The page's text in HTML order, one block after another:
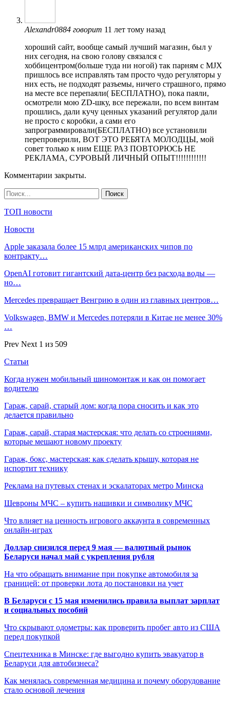
Alexandr0884 говорит 11 лет тому назад
хороший сайт, вообще самый лучший магазин, был у
них сегодня, на свою голову связался с
хоббицентром(больше туда ни ногой) так парням с MJX
пришлось все исправлять там просто чудо регуляторы у
них есть, не подходят разъемы, ничего страшного, прямо
на месте все перепаяли( БЕСПЛАТНО), пока паяли,
осмотрели мою ZD-шку, все пережали, по всем винтам
прошлись, дали кучу ценных указаний регулятор дали
не просто с коробки, а сами его
запрограммировали(БЕСПЛАТНО) все установили
перепроверили, ВОТ ЭТО РЕБЯТА МОЛОДЦЫ, мой
совет только к ним ЕЩЕ РАЗ ПОВТОРЮСЬ НЕ
РЕКЛАМА, СУРОВЫЙ ЛИЧНЫЙ ОПЫТ!!!!!!!!!!!!
Комментарии закрыты.
ТОП новости
Новости
Apple заказала более 15 млрд американских чипов по
контракту…
OpenAI готовит гигантский дата-центр без расхода воды —
но…
Mercedes превращает Венгрию в один из главных центров…
Volkswagen, BMW и Mercedes потеряли в Китае не менее 30%
…
Prev Next 1 из 509
Статьи
Когда нужен мобильный шиномонтаж и как он помогает
водителю
Гараж, сарай, старый дом: когда пора сносить и как это
делается правильно
Гараж, сарай, старая мастерская: что делать со строениями,
которые мешают новому проекту
Гараж, бокс, мастерская: как сделать крышу, которая не
испортит технику
Реклама на путевых стенах и эскалаторах метро Минска
Шевроны МЧС – купить нашивки и символику МЧС
Что влияет на ценность игрового аккаунта в современных
онлайн-играх
Доллар снизился перед 9 мая — валютный рынок
Беларуси начал май с укрепления рубля
На что обращать внимание при покупке автомобиля за
границей: от проверки лота до постановки на учет
В Беларуси с 15 мая изменились правила выплат зарплат
и социальных пособий
Что скрывают одометры: как проверить пробег авто из США
перед покупкой
Спецтехника в Минске: где выгодно купить эвакуатор в
Беларуси для автобизнеса?
Как менялась современная медицина и почему оборудование
стало основой лечения